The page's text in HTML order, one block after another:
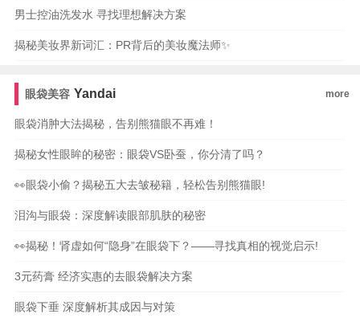
男士控油洗发水 寻找理想解决方案
揭秘美妆界新词汇：PR背后的美妆魔法师✨
眼袋美容 Yandai more
眼袋消肿大法揭秘，告别熊猫眼不再难！
揭秘女性眼眸的秘密：眼袋VS卧蚕，你分清了吗？
👀眼袋小偷？揭秘五大去皱秘籍，轻松告别熊猫眼!
泪沟与眼袋：深度解读眼部肌肤的秘密
👀揭秘！肾虚如何“隐身”在眼袋下？——寻找真相的视觉启示!
3元药膏 经济实惠的去眼袋解决方案
眼袋下垂 深度解析其成因与对策